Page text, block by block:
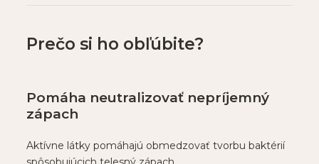
Prečo si ho obľúbite?
Pomáha neutralizovať nepríjemný
zápach
Aktívne látky pomáhajú obmedzovať tvorbu baktérií